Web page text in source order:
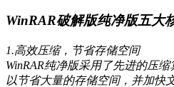
WinRAR破解版纯净版五大
1.高效压缩，节省存储空间
WinRAR纯净版采用了先进的压
以节省大量的存储空间，并加快